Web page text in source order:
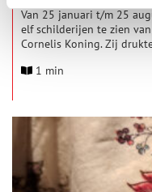
Van 25 januari t/m 25
elf schilderijen te zien van
Cornelis Koning. Zij
1 min